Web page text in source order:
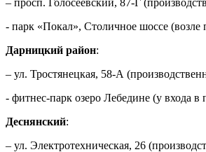
- парк «Покал», Столичное шоссе (возле
Дарницкий район:
– ул. Тростянецкая, 58-А
- фитнес-парк озеро Лебедине (у входа в
Деснянский:
– ул. Электротехническая, 26